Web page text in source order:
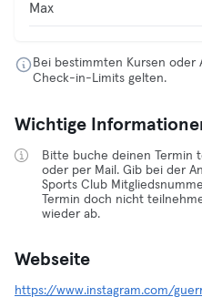
Max
Bei bestimmten Kursen oder
Check-in-Limits gelten.
Wichtige
Bitte buche deinen Termin
oder per Mail. Gib bei der
Sports Club
Termin doch nicht
wieder ab.
Webseite
https://www.instagram.com/